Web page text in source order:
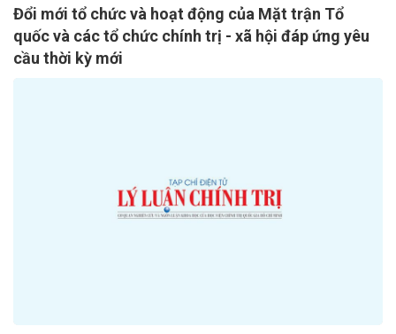
Đổi mới tổ chức và hoạt động của Mặt trận Tổ
quốc và các tổ chức chính trị - xã hội đáp ứng yêu
cầu thời kỳ mới